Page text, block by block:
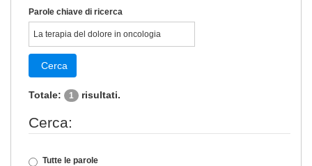
Parole chiave di ricerca
Cerca
Totale: 1 risultati.
Cerca:
Tutte le parole